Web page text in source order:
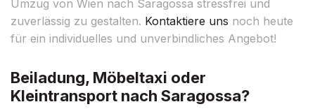
Umzug von Wien nach Saragossa stressfrei und
zuverlässig zu gestalten. Kontaktiere uns noch heute
für ein individuelles und unverbindliches Angebot!
Beiladung, Möbeltaxi oder
Kleintransport nach Saragossa?